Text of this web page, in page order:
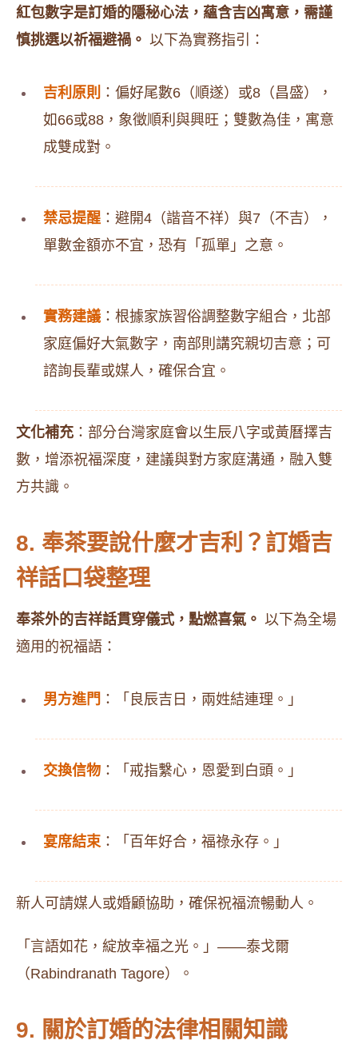
紅包數字是訂婚的隱秘心法，蘊含吉凶寓意，需謹
慎挑選以祈福避禍。 以下為實務指引：
吉利原則 ：偏好尾數6（順遂）或8（昌盛），
如66或88，象徵順利與興旺；雙數為佳，寓意
成雙成對。
禁忌提醒 ：避開4（諧音不祥）與7（不吉），
單數金額亦不宜，恐有「孤單」之意。
實務建議：根據家族習俗調整數字組合，北部
家庭偏好大氣數字，南部則講究親切吉意；可
諮詢長輩或媒人，確保合宜。
文化補充 ：部分台灣家庭會以生辰八字或黃曆擇吉
數，增添祝福深度，建議與對方家庭溝通，融入雙
方共識。
8. 奉茶要說什麼才吉利？訂婚吉
祥話口袋整理
奉茶外的吉祥話貫穿儀式，點燃喜氣。 以下為全場
適用的祝福語：
男方進門 ：「良辰吉日，兩姓結連理。」
交換信物 ：「戒指繫心，恩愛到白頭。」
宴席結束：「百年好合，福祿永存。」
新人可請媒人或婚顧協助，確保祝福流暢動人。
「言語如花，綻放幸福之光。」——泰戈爾
（Rabindranath Tagore）。
9. 關於訂婚的法律相關知識